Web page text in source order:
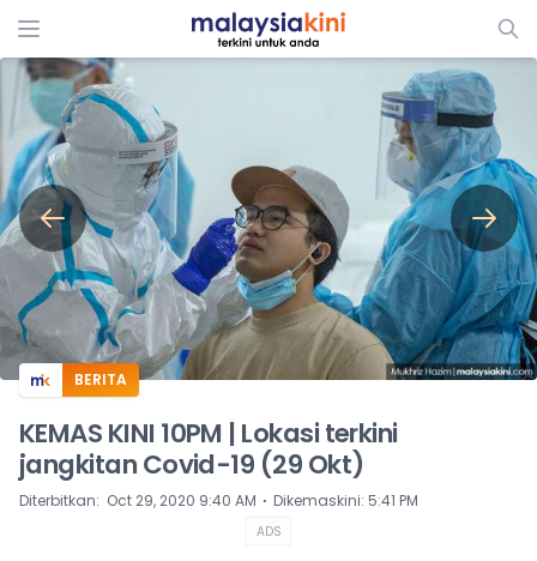
ADS
BERITA
KEMAS KINI 10PM | Lokasi terkini
jangkitan Covid-19 (29 Okt)
Diterbitkan: Oct 29, 2020 9:40 AM ⋅ Dikemaskini: 5:41 PM
ADS